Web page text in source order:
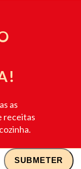
as
receitas